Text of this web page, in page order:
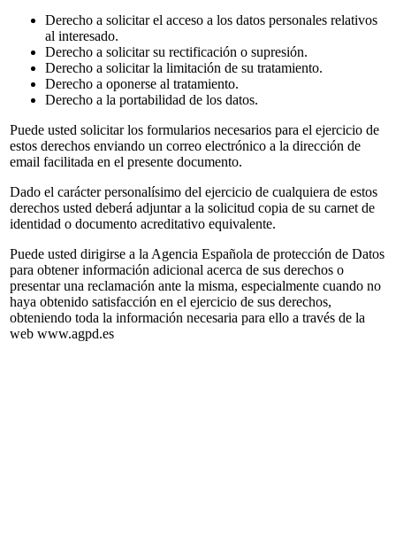
Derecho a solicitar el acceso a los datos personales relativos
al interesado.
Derecho a solicitar su rectificación o supresión.
Derecho a solicitar la limitación de su tratamiento.
Derecho a oponerse al tratamiento.
Derecho a la portabilidad de los datos.
Puede usted solicitar los formularios necesarios para el ejercicio de
estos derechos enviando un correo electrónico a la dirección de
email facilitada en el presente documento.
Dado el carácter personalísimo del ejercicio de cualquiera de estos
derechos usted deberá adjuntar a la solicitud copia de su carnet de
identidad o documento acreditativo equivalente.
Puede usted dirigirse a la Agencia Española de protección de Datos
para obtener información adicional acerca de sus derechos o
presentar una reclamación ante la misma, especialmente cuando no
haya obtenido satisfacción en el ejercicio de sus derechos,
obteniendo toda la información necesaria para ello a través de la
web www.agpd.es